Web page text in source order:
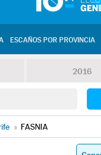
ESCAÑOS POR PROVINCIA
2016
» FASNIA